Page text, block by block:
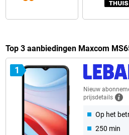
Top 3 aanbiedingen Maxcom
1
Nieuw
prijsdetails
Op het
250 min